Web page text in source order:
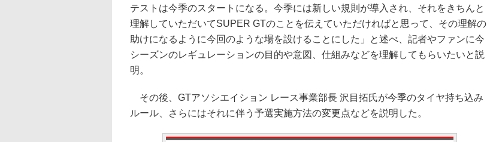
テストは今季のスタートになる。今季には新しい規則が導入され、それをきちんと
理解していただいてSUPER GTのことを伝えていただければと思って、その理解の
助けになるように今回のような場を設けることにした」と述べ、記者やファンに今
シーズンのレギュレーションの目的や意図、仕組みなどを理解してもらいたいと説
明。
その後、GTアソシエイション レース事業部長 沢目拓氏が今季のタイヤ持ち込み
ルール、さらにはそれに伴う予選実施方法の変更点などを説明した。